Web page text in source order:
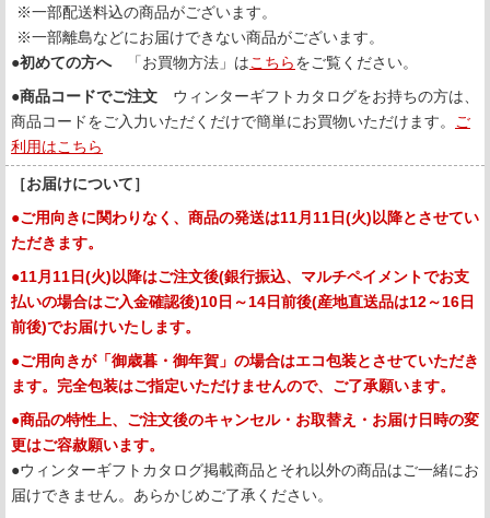
※一部配送料込の商品がございます。
※一部離島などにお届けできない商品がございます。
●初めての方へ「お買物方法」はこちらをご覧ください。
●商品コードでご注文 ウィンターギフトカタログをお持ちの方は、
商品コードをご入力いただくだけで簡単にお買物いただけます。
ご
利用はこちら
［お届けについて］
●ご用向きに関わりなく、商品の発送は11月11日(火)以降とさせてい
ただきます。
●11月11日(火)以降はご注文後(銀行振込、マルチペイメントでお支
払いの場合はご入金確認後)10日～14日前後(産地直送品は12～16日
前後)でお届けいたします。
●ご用向きが「御歳暮・御年賀」の場合はエコ包装とさせていただき
ます。完全包装はご指定いただけませんので、ご了承願います。
●商品の特性上、ご注文後のキャンセル・お取替え・お届け日時の変
更はご容赦願います。
●ウィンターギフトカタログ掲載商品とそれ以外の商品はご一緒にお
届けできません。あらかじめご了承ください。